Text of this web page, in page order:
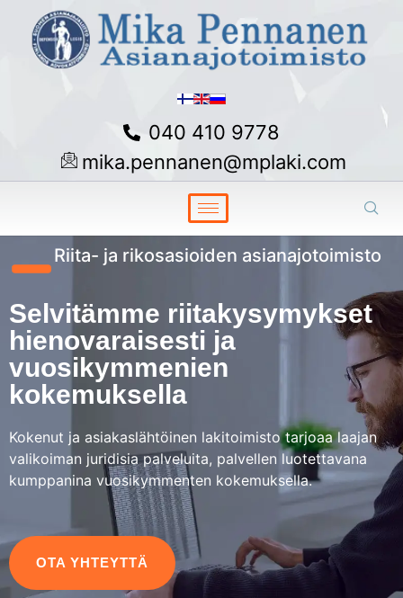
040 410 9778
mika.pennanen@mplaki.com
Riita- ja rikosasioiden asianajotoimisto
Selvitämme riitakysymykset
hienovaraisesti ja
vuosikymmenien
kokemuksella
Kokenut ja asiakaslähtöinen lakitoimisto tarjoaa laajan
valikoiman juridisia palveluita, palvellen luotettavana
kumppanina vuosikymmenten kokemuksella.
OTA YHTEYTTÄ